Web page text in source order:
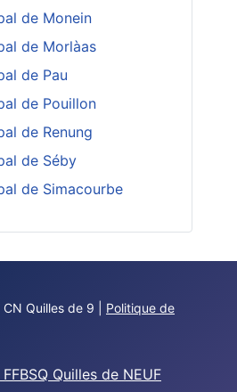
de Monein
de Morlàas
de Pau
de Pouillon
de Renung
de Séby
de Simacourbe
Quilles de 9 | Politique de
Quilles de NEUF